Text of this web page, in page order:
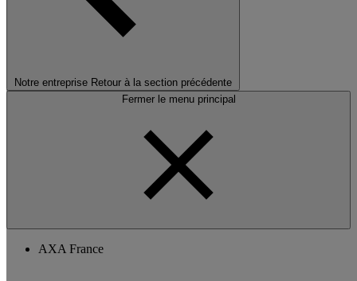
Notre entreprise Retour à la section précédente
Fermer le menu principal
AXA France